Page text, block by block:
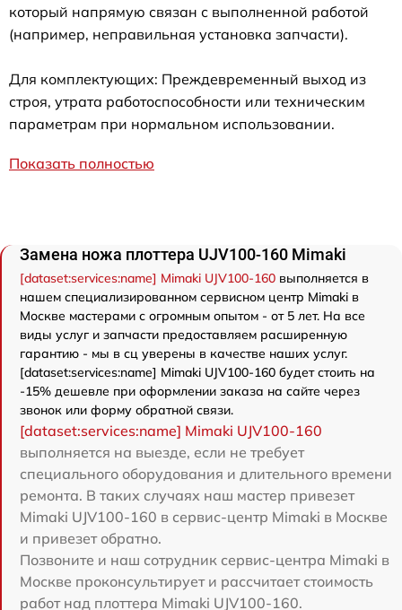
который напрямую связан с выполненной работой
(например, неправильная установка запчасти).
Для комплектующих: Преждевременный выход из
строя, утрата работоспособности или техническим
параметрам при нормальном использовании.
Показать полностью
Замена ножа плоттера UJV100-160 Mimaki
[dataset:services:name] Mimaki UJV100-160 выполняется в
нашем специализированном сервисном центр Mimaki в
Москве мастерами с огромным опытом - от 5 лет. На все
виды услуг и запчасти предоставляем расширенную
гарантию - мы в сц уверены в качестве наших услуг.
[dataset:services:name] Mimaki UJV100-160 будет стоить на
-15% дешевле при оформлении заказа на сайте через
звонок или форму обратной связи.
[dataset:services:name] Mimaki UJV100-160
выполняется на выезде, если не требует
специального оборудования и длительного времени
ремонта. В таких случаях наш мастер привезет
Mimaki UJV100-160 в сервис-центр Mimaki в Москве
и привезет обратно.
Позвоните и наш сотрудник сервис-центра Mimaki в
Москве проконсультирует и рассчитает стоимость
работ над плоттера Mimaki UJV100-160.